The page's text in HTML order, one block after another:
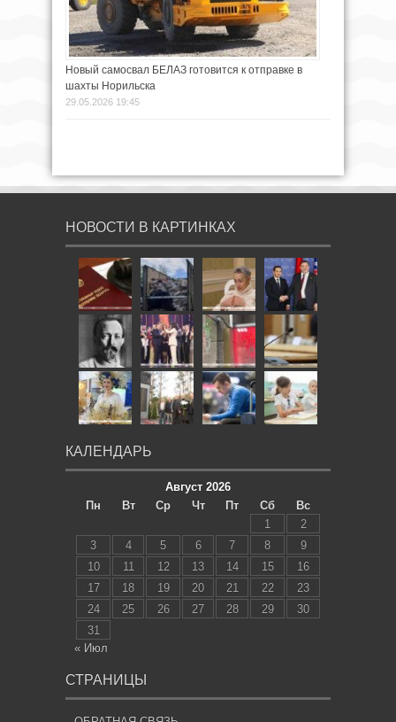
Новый самосвал БЕЛАЗ готовится к отправке в
шахты Норильска
29.05.2026 19:45
НОВОСТИ В КАРТИНКАХ
КАЛЕНДАРЬ
Август 2026
Пн
Вт Ср Чт Пт Сб
Вс
1
2
3
4 5 6 7 8
9
10
11 12 13 14 15
16
17
18 19 20 21 22
23
24
25 26 27 28 29
30
31
« Июл
СТРАНИЦЫ